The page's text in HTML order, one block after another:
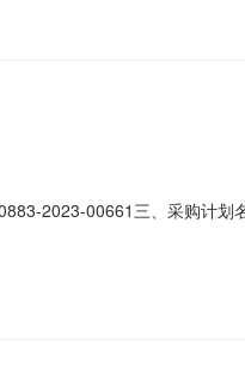
2023-00661三、采购计划